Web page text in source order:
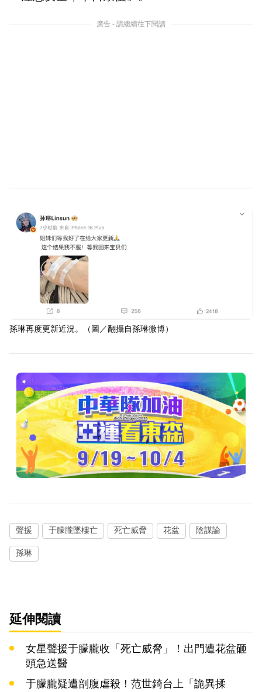
廣告 - 請繼續往下閱讀
孫琳再度更新近況。（圖／翻攝自孫琳微博）
聲援 于朦朧墜樓亡 死亡威脅 花盆 陰謀論
孫琳
延伸閱讀
女星聲援于朦朧收「死亡威脅」！出門遭花盆砸
頭急送醫
于朦朧疑遭剖腹虐殺！范世錡台上「詭異揉